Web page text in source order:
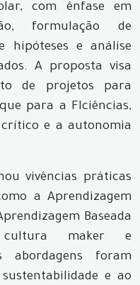
com ênfase em
formulação de
hipóteses e análise
A proposta visa
de projetos para
para a FIciências,
e a autonomia
vivências práticas
a Aprendizagem
Baseada
cultura maker e
abordagens foram
e ao